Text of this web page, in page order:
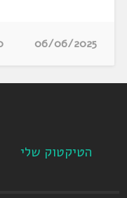
06/06/2025
הטיקטוק שלי